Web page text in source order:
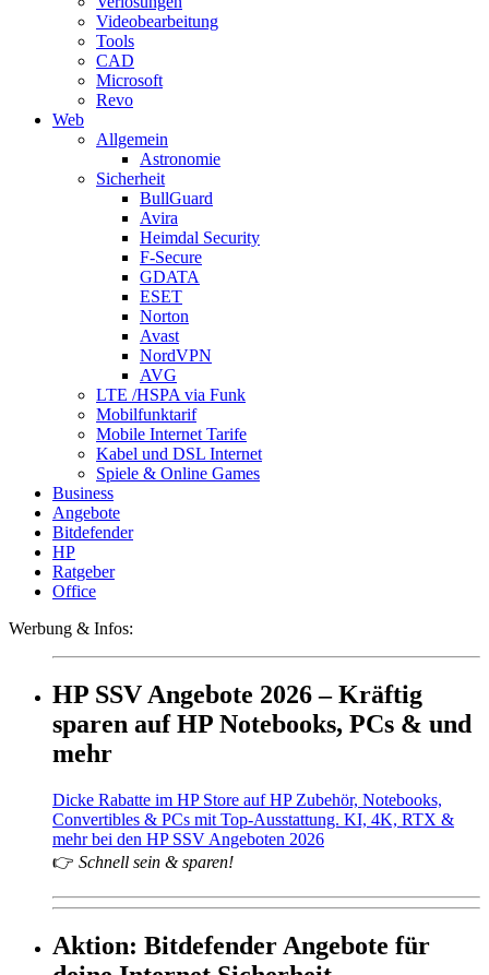
Videobearbeitung
Tools
CAD
Microsoft
Revo
Web
Allgemein
Astronomie
Sicherheit
BullGuard
Avira
Heimdal Security
F-Secure
GDATA
ESET
Norton
Avast
NordVPN
AVG
LTE /HSPA via Funk
Mobilfunktarif
Mobile Internet Tarife
Kabel und DSL Internet
Spiele & Online Games
Business
Angebote
Bitdefender
HP
Ratgeber
Office
Werbung & Infos:
HP SSV Angebote 2026 – Kräftig
sparen auf HP Notebooks, PCs & und
mehr
Dicke Rabatte im HP Store auf HP Zubehör, Notebooks,
Convertibles & PCs mit Top-Ausstattung. KI, 4K, RTX &
mehr bei den HP SSV Angeboten 2026
👉 Schnell sein & sparen!
Aktion: Bitdefender Angebote für